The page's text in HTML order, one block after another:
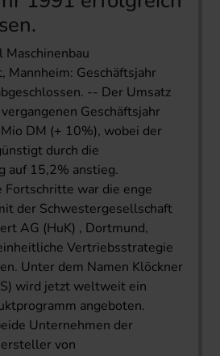
Maschinenbau
Mannheim: Geschäftsjahr
-- Der Umsatz
Geschäftsjahr
DM (+ 10%), wobei der
durch die
auf 15,2% anstieg.
Fortschritte war die enge
der Schwestergesellschaft
AG (HuK) , Dortmund,
Vertriebsstrategie
Unter dem Namen Klöckner
wird jetzt weltweit ein
angeboten.
Unternehmen der
von